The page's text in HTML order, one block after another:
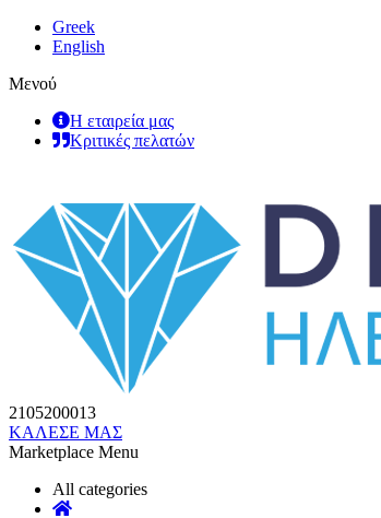
Greek
English
Μενού
Η εταιρεία μας
Κριτικές πελατών
2105200013
ΚΑΛΕΣΕ ΜΑΣ
Marketplace Menu
All categories